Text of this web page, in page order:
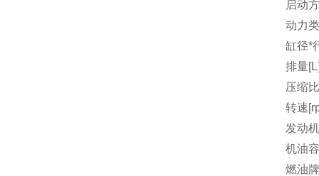
启动
动力
缸径*
排量
压缩比
转速
发动
机油
燃油